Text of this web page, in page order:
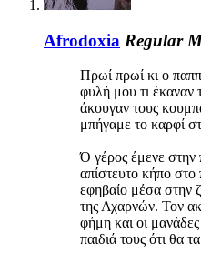
Afrodoxia Regular
Πρωί πρωί κι ο
φυλή μου τι έκαναν
άκουγαν τους
μπήγαμε το καρφί
Ό γέρος έμενε στην
απίστευτο κήπο στο
εφηβαίο μέσα στην
της Αχαρνών. Τον
φήμη και οι μανάδες
παιδιά τους ότι θα